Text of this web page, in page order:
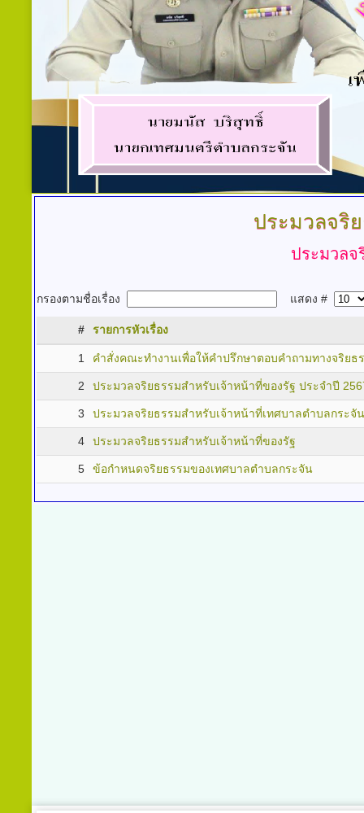
ประมวลจริ
ประมวลจ
กรองตามชื่อเรื่อง แสดง #
# รายการหัวเรื่อง
1 คำสั่งคณะทำงานเพื่อให้คำปรึกษาตอบคำถามทางจริยธ
2 ประมวลจริยธรรมสำหรับเจ้าหน้าที่ของรัฐ ประจำปี
3 ประมวลจริยธรรมสำหรับเจ้าหน้าที่เทศบาลตำบลกระจัน
4 ประมวลจริยธรรมสำหรับเจ้าหน้าที่ของรัฐ
5 ข้อกำหนดจริยธรรมของเทศบาลตำบลกระจัน